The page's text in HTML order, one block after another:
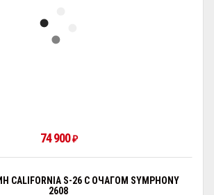
74 900₽
CALIFORNIA S-26 С ОЧАГОМ SYMPHONY
2608